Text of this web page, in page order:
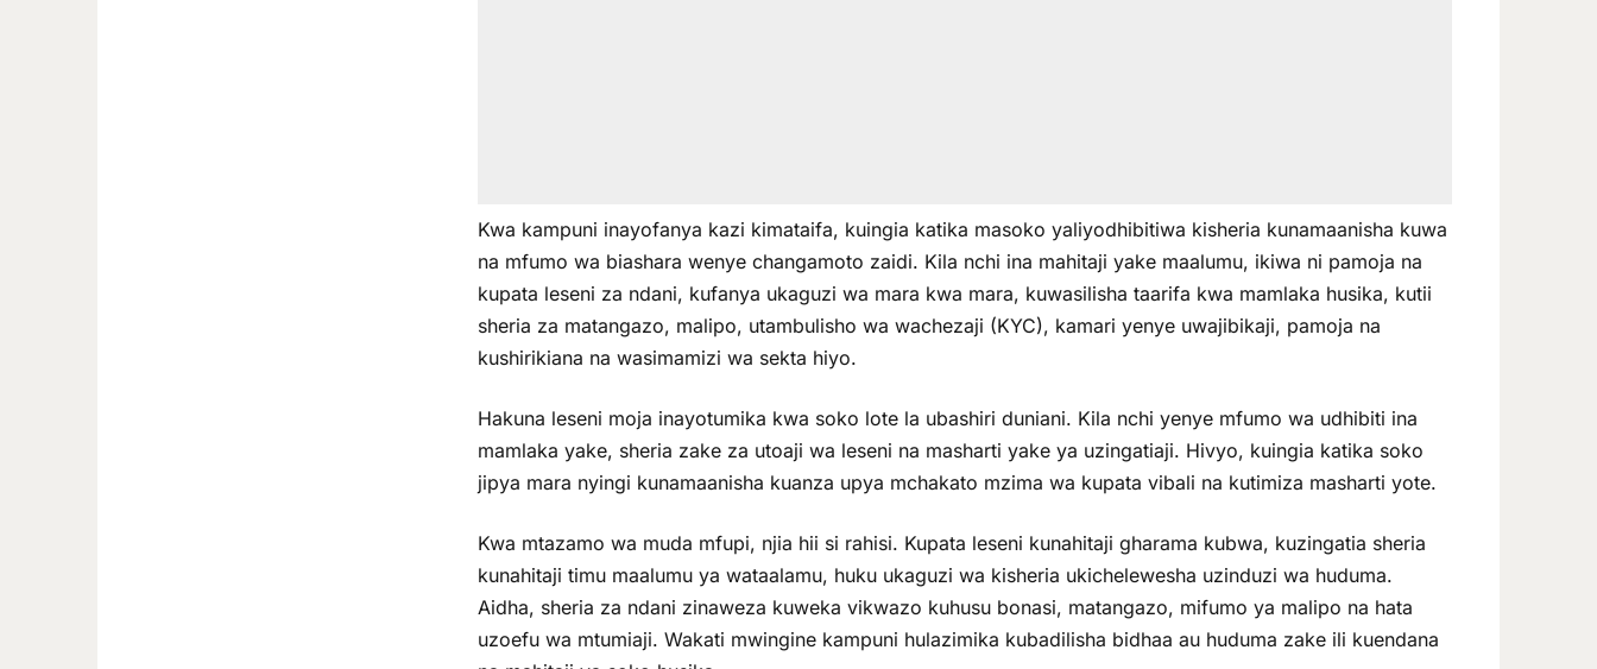
Kwa kampuni inayofanya kazi kimataifa, kuingia katika masoko yaliyodhibitiwa kisheria kunamaanisha kuwa
na mfumo wa biashara wenye changamoto zaidi. Kila nchi ina mahitaji yake maalumu, ikiwa ni pamoja na
kupata leseni za ndani, kufanya ukaguzi wa mara kwa mara, kuwasilisha taarifa kwa mamlaka husika, kutii
sheria za matangazo, malipo, utambulisho wa wachezaji (KYC), kamari yenye uwajibikaji, pamoja na
kushirikiana na wasimamizi wa sekta hiyo.
Hakuna leseni moja inayotumika kwa soko lote la ubashiri duniani. Kila nchi yenye mfumo wa udhibiti ina
mamlaka yake, sheria zake za utoaji wa leseni na masharti yake ya uzingatiaji. Hivyo, kuingia katika soko
jipya mara nyingi kunamaanisha kuanza upya mchakato mzima wa kupata vibali na kutimiza masharti yote.
Kwa mtazamo wa muda mfupi, njia hii si rahisi. Kupata leseni kunahitaji gharama kubwa, kuzingatia sheria
kunahitaji timu maalumu ya wataalamu, huku ukaguzi wa kisheria ukichelewesha uzinduzi wa huduma.
Aidha, sheria za ndani zinaweza kuweka vikwazo kuhusu bonasi, matangazo, mifumo ya malipo na hata
uzoefu wa mtumiaji. Wakati mwingine kampuni hulazimika kubadilisha bidhaa au huduma zake ili kuendana